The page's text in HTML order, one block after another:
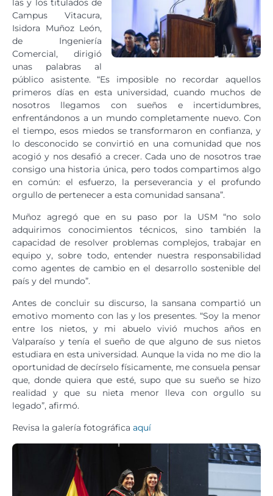
Campus Vitacura,
Isidora Muñoz León,
de Ingeniería
Comercial, dirigió
unas palabras al
público asistente. “Es imposible no recordar aquellos
primeros días en esta universidad, cuando muchos de
nosotros llegamos con sueños e incertidumbres,
enfrentándonos a un mundo completamente nuevo. Con
el tiempo, esos miedos se transformaron en confianza, y
lo desconocido se convirtió en una comunidad que nos
acogió y nos desafió a crecer. Cada uno de nosotros trae
consigo una historia única, pero todos compartimos algo
en común: el esfuerzo, la perseverancia y el profundo
orgullo de pertenecer a esta comunidad sansana”.
Muñoz agregó que en su paso por la USM “no solo
adquirimos conocimientos técnicos, sino también la
capacidad de resolver problemas complejos, trabajar en
equipo y, sobre todo, entender nuestra responsabilidad
como agentes de cambio en el desarrollo sostenible del
país y del mundo”.
Antes de concluir su discurso, la sansana compartió un
emotivo momento con las y los presentes. “Soy la menor
entre los nietos, y mi abuelo vivió muchos años en
Valparaíso y tenía el sueño de que alguno de sus nietos
estudiara en esta universidad. Aunque la vida no me dio la
oportunidad de decírselo físicamente, me consuela pensar
que, donde quiera que esté, supo que su sueño se hizo
realidad y que su nieta menor lleva con orgullo su
legado”, afirmó.
Revisa la galería fotográfica aquí